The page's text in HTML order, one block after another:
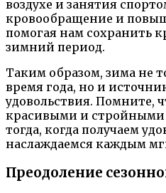
воздухе и занятия
кровообращение и
помогая нам сохранить
зимний период.
Таким образом, зима не
время года, но и
удовольствия. Помните,
красивыми и
тогда, когда получаем
наслаждаемся каждым
Преодоление